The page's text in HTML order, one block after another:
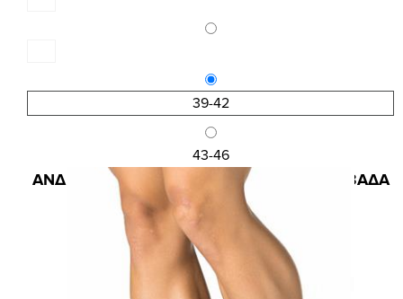
39-42
43-46
Κωδ.:4115
ΑΝΔΡΙΚΗ ΒΑΜΒΑΚΕΡΗ ΠΕΤΣΕΤΕ ΚΑΛΤΣΑ 3ΑΔΑ
8,10 € 6,07 €